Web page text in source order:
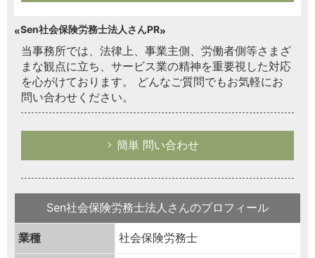
Sen社会保険労務士法人さんPR
当事務所では、法律上、事業主側、労働者側等さまざ
まな観点に立ち、サービス業の精神を重要視した対応
を心がけております。 どんなご質問でもお気軽にお
問い合わせください。
簡単 問い合わせ
Sen社会保険労務士法人さんのプロフィール
業種 社会保険労務士